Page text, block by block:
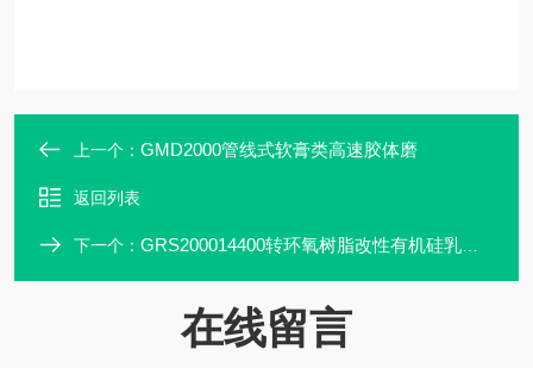
上一个： GMD2000管线式软膏类高速胶体磨
返回列表
下一个： GRS200014400转环氧树脂改性有机硅乳化机
在线留言